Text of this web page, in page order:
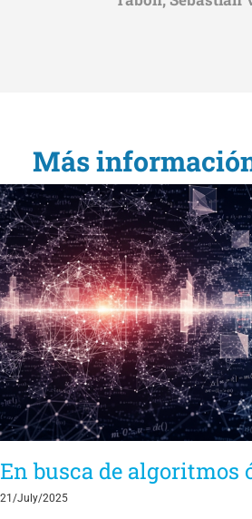
Más
En busca de algoritmos
21/July/2025